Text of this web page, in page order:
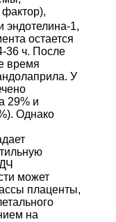
эндотелина-1,
остается
36 ч. После
время
У
29% и
Однако
может
плаценты,
на